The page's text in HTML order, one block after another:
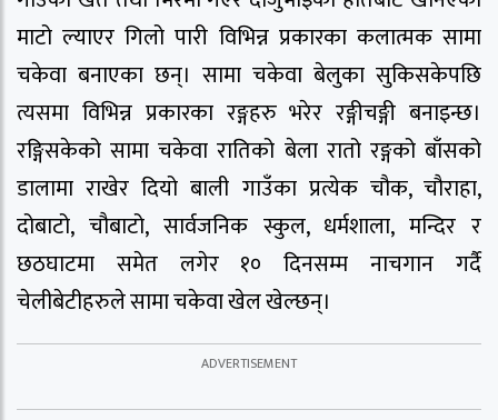
माटो ल्याएर गिलो पारी विभिन्न प्रकारका कलात्मक सामा
चकेवा बनाएका छन्। सामा चकेवा बेलुका सुकिसकेपछि
त्यसमा विभिन्न प्रकारका रङ्गहरु भरेर रङ्गीचङ्गी बनाइन्छ।
रङ्गिसकेको सामा चकेवा रातिको बेला रातो रङ्गको बाँसको
डालामा राखेर दियो बाली गाउँका प्रत्येक चौक, चौराहा,
दोबाटो, चौबाटो, सार्वजनिक स्कुल, धर्मशाला, मन्दिर र
छठघाटमा समेत लगेर १० दिनसम्म नाचगान गर्दै
चेलीबेटीहरुले सामा चकेवा खेल खेल्छन्।